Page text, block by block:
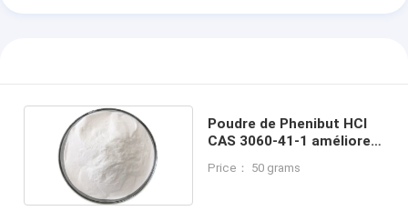
Poudre de Phenibut HCl
CAS 3060-41-1 améliore
Price： 50 grams